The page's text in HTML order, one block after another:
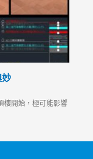
妙
樓開始，極可能影響